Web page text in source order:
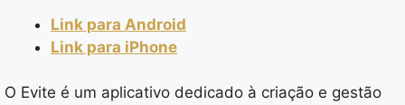
Link para Android
Link para iPhone
O Evite é um aplicativo dedicado à criação e gestão